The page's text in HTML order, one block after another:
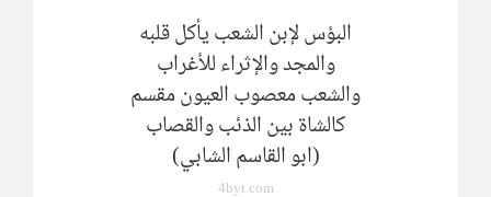
البؤس لإبن الشعب يأكل قلبه
والمجد والإثراء للأغراب
والشعب معصوب العيون مقسم
كالشاة بين الذئب والقصاب
(ابو القاسم الشابي)
4byt.com